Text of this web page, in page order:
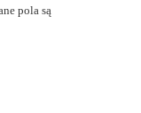
pola są